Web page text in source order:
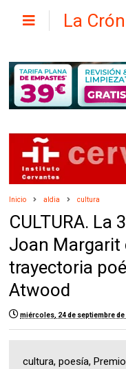
La
Inicio aldia cultura
CULTURA. La
Joan Margarit
trayectoria
Atwood
miércoles, 24 de septiembre de
cultura, poesía,